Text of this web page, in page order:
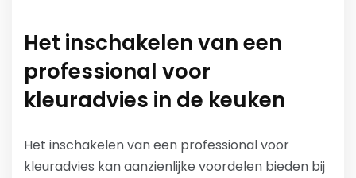
Het inschakelen van een
professional voor
kleuradvies in de keuken
Het inschakelen van een professional voor
kleuradvies kan aanzienlijke voordelen bieden bij